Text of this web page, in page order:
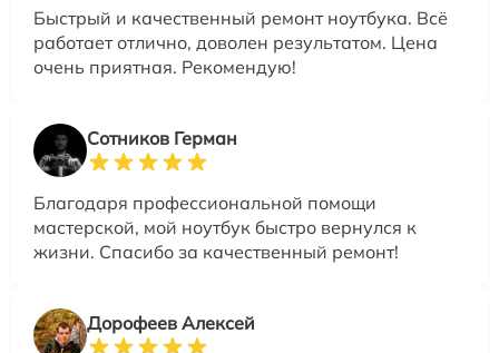
Быстрый и качественный ремонт ноутбука. Всё
работает отлично, доволен результатом. Цена
очень приятная. Рекомендую!
Сотников Герман
Благодаря профессиональной помощи
мастерской, мой ноутбук быстро вернулся к
жизни. Спасибо за качественный ремонт!
Дорофеев Алексей